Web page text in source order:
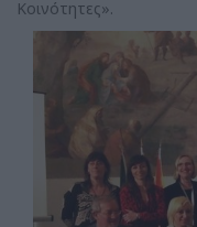
Κοινότητες».